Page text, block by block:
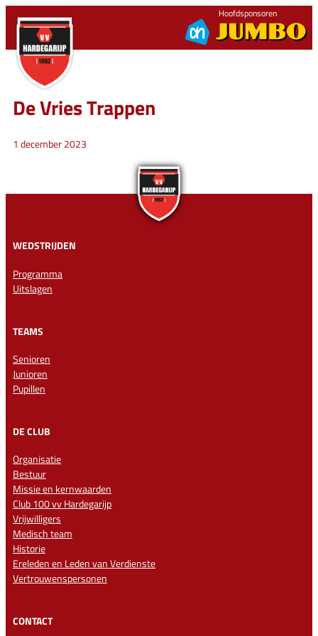
naar
inhoud
Hoofdsponsoren
De Vries Trappen
1 december 2023
WEDSTRIJDEN
Programma
Uitslagen
TEAMS
Senioren
Junioren
Pupillen
DE CLUB
Organisatie
Bestuur
Missie en kernwaarden
Club 100 vv Hardegarijp
Vrijwilligers
Medisch team
Historie
Ereleden en Leden van Verdienste
Vertrouwenspersonen
CONTACT